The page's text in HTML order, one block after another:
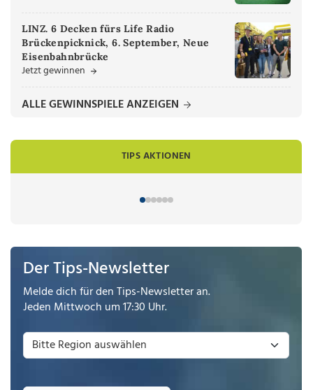
LINZ. 6 Decken fürs Life Radio
Brückenpicknick, 6. September, Neue
Eisenbahnbrücke
Jetzt gewinnen
ALLE GEWINNSPIELE ANZEIGEN
TIPS AKTIONEN
Der Tips-Newsletter
Melde dich für den Tips-Newsletter an.
Jeden Mittwoch um 17:30 Uhr.